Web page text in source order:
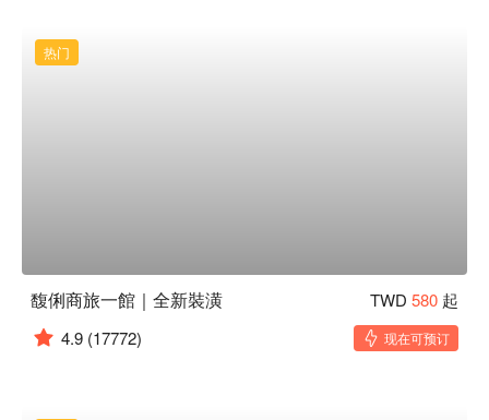
热门
馥俐商旅一館｜全新裝潢 TWD 580 起
4.9 (17772) 现在可预订